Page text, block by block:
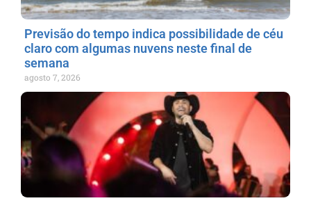
Previsão do tempo indica possibilidade de céu
claro com algumas nuvens neste final de
semana
agosto 7, 2026